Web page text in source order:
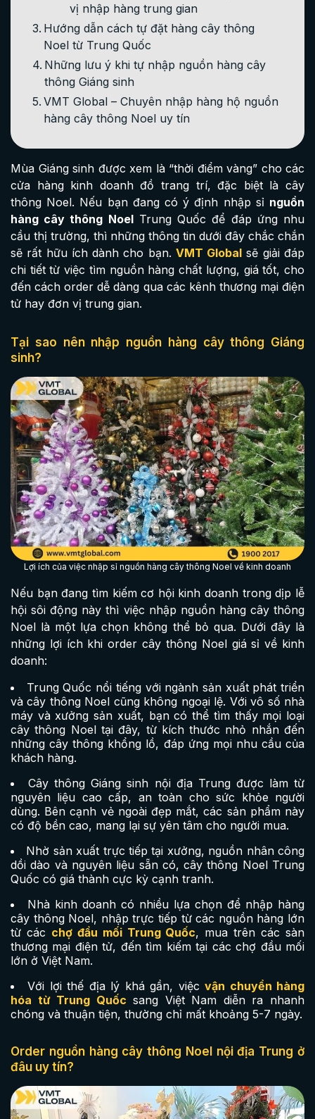
vị nhập hàng trung gian
Hướng dẫn cách tự đặt hàng cây thông
Noel từ Trung Quốc
Những lưu ý khi tự nhập nguồn hàng cây
thông Giáng sinh
VMT Global – Chuyên nhập hàng hộ nguồn
hàng cây thông Noel uy tín
Mùa Giáng sinh được xem là “thời điểm vàng” cho các
cửa hàng kinh doanh đồ trang trí, đặc biệt là cây
thông Noel. Nếu bạn đang có ý định nhập sỉ nguồn
hàng cây thông NoelTrung Quốc để đáp ứng nhu
cầu thị trường, thì những thông tin dưới đây chắc chắn
sẽ rất hữu ích dành cho bạn. VMT Global sẽ giải đáp
chi tiết từ việc tìm nguồn hàng chất lượng, giá tốt, cho
đến cách order dễ dàng qua các kênh thương mại điện
tử hay đơn vị trung gian.
Tại sao nên nhập nguồn hàng cây thông Giáng
sinh?
Lợi ích của việc nhập sỉ nguồn hàng cây thông Noel về kinh doanh
Nếu bạn đang tìm kiếm cơ hội kinh doanh trong dịp lễ
hội sôi động này thì việc nhập nguồn hàng cây thông
Noel là một lựa chọn không thể bỏ qua. Dưới đây là
những lợi ích khi order cây thông Noel giá sỉ về kinh
doanh:
Trung Quốc nổi tiếng với ngành sản xuất phát triển
và cây thông Noel cũng không ngoại lệ. Với vô số nhà
máy và xưởng sản xuất, bạn có thể tìm thấy mọi loại
cây thông Noel tại đây, từ kích thước nhỏ nhắn đến
những cây thông khổng lồ, đáp ứng mọi nhu cầu của
khách hàng.
Cây thông Giáng sinh nội địa Trung được làm từ
nguyên liệu cao cấp, an toàn cho sức khỏe người
dùng. Bên cạnh vẻ ngoài đẹp mắt, các sản phẩm này
có độ bền cao, mang lại sự yên tâm cho người mua.
Nhờ sản xuất trực tiếp tại xưởng, nguồn nhân công
dồi dào và nguyên liệu sẵn có, cây thông Noel Trung
Quốc có giá thành cực kỳ cạnh tranh.
Nhà kinh doanh có nhiều lựa chọn để nhập hàng
cây thông Noel, nhập trực tiếp từ các nguồn hàng lớn
từ các chợ đầu mối Trung Quốc, mua trên các sàn
thương mại điện tử, đến tìm kiếm tại các chợ đầu mối
lớn ở Việt Nam.
Với lợi thế địa lý khá gần, việcvận chuyển hàng
hóa từ Trung Quốc sang Việt Nam diễn ra nhanh
chóng và thuận tiện, thường chỉ mất khoảng 5-7 ngày.
Order nguồn hàng cây thông Noel nội địa Trung ở
đâu uy tín?